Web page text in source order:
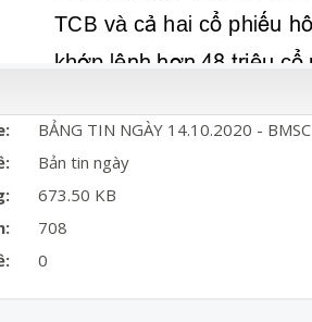
BẢNG TIN NGÀY 14.10.2020 - BMSC
Bản tin ngày
673.50 KB
708
0